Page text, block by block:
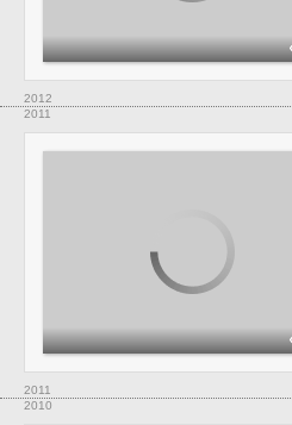
2012
2011
2011
2010